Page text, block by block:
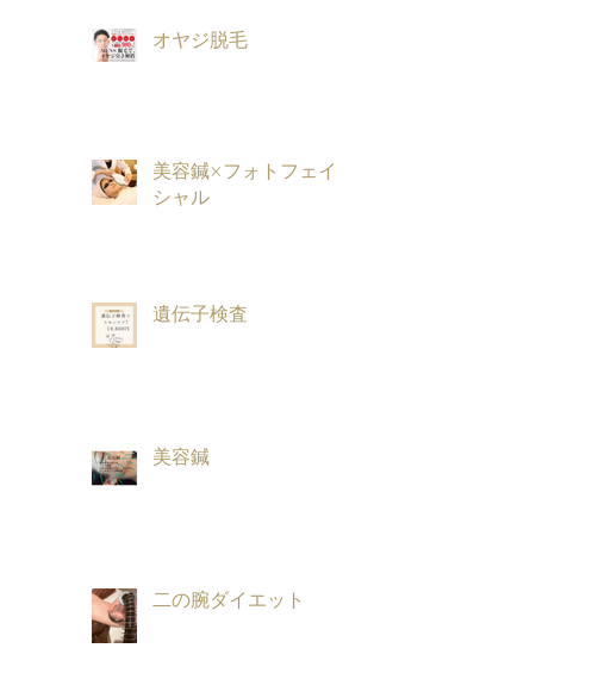
オヤジ脱毛
美容鍼×フォトフェイ
シャル
遺伝子検査
美容鍼
二の腕ダイエット